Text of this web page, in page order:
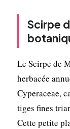
Scirpe
Le Scirpe de
herbacée
Cyperaceae,
tiges fines
Cette petite